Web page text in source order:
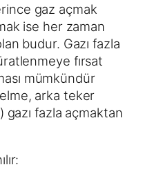
gaz açmak
ise her zaman
budur. Gazı fazla
fırsat
mümkündür
arka teker
gazı fazla açmaktan